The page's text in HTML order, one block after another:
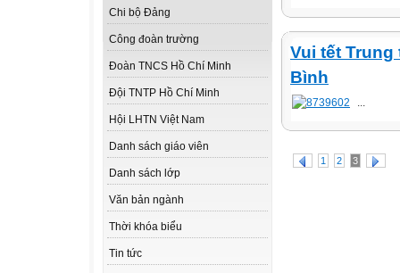
Chi bộ Đảng
Công đoàn trường
Đoàn TNCS Hồ Chí Minh
Đội TNTP Hồ Chí Minh
Hội LHTN Việt Nam
Danh sách giáo viên
Danh sách lớp
Văn bản ngành
Thời khóa biểu
Tin tức
Vui tết
Bình
...
1 2 3